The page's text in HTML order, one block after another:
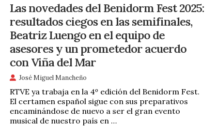
Las novedades del Benidorm Fest 2025:
resultados ciegos en las semifinales,
Beatriz Luengo en el equipo de
asesores y un prometedor acuerdo
con Viña del Mar
José Miguel Mancheño
RTVE ya trabaja en la 4º edición del Benidorm Fest.
El certamen español sigue con sus preparativos
encaminándose de nuevo a ser el gran evento
musical de nuestro país en …